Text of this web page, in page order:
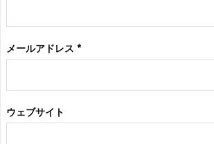
メールアドレス *
ウェブサイト